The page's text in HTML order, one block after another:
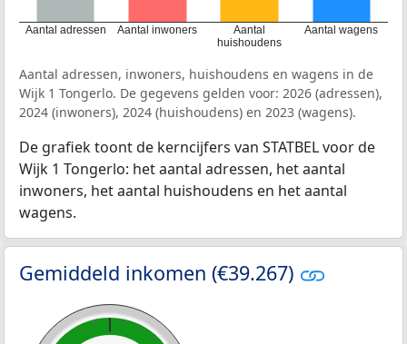
Aantal adressen Aantal inwoners
Aantal
huishoudens
Aantal wagens
Aantal adressen, inwoners, huishoudens en wagens in de
Wijk 1 Tongerlo. De gegevens gelden voor: 2026 (adressen),
2024 (inwoners), 2024 (huishoudens) en 2023 (wagens).
De grafiek toont de kerncijfers van STATBEL voor de
Wijk 1 Tongerlo: het aantal adressen, het aantal
inwoners, het aantal huishoudens en het aantal
wagens.
Gemiddeld inkomen (€39.267)